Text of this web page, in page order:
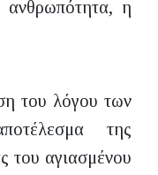
η
του λόγου των
της
του αγιασμένου